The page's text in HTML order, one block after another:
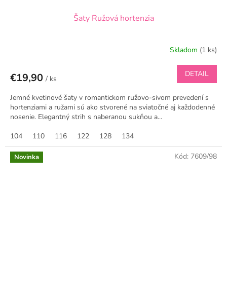
Šaty Ružová hortenzia
Skladom (1 ks)
€19,90 / ks
DETAIL
Jemné kvetinové šaty v romantickom ružovo-sivom prevedení s
hortenziami a ružami sú ako stvorené na sviatočné aj každodenné
nosenie. Elegantný strih s naberanou sukňou a...
104
110 116 122 128 134
Novinka Kód: 7609/98